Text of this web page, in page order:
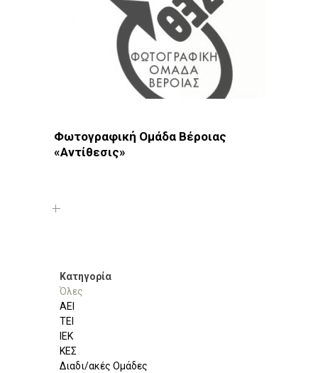
Φωτογραφική Ομάδα Βέροιας
«Αντίθεσις»
Κατηγορία
Όλες
ΑΕΙ
ΤΕΙ
ΙΕΚ
ΚΕΣ
Διαδι/ακές Ομάδες